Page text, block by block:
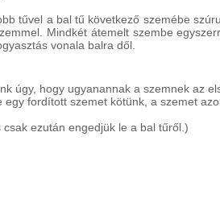
tűvel a bal tű következő szemébe
Mindkét átemelt szembe
vonala balra dől.
úgy, hogy ugyanannak a szemnek az
egy fordított szemet kötünk, a szemet
ezután engedjük le a bal tűről.)